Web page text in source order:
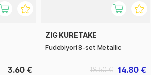
3.60 €
ZIG KURETAKE
Fudebiyori 8-­set Metallic
14.80 €
18.50 €